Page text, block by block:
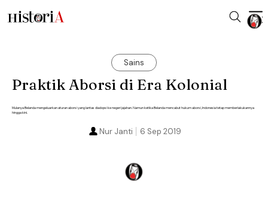
Sains
Praktik Aborsi di Era Kolonial
Mulanya Belanda mengeluarkan aturan aborsi yang lantas diadopsi ke negeri jajahan. Namun ketika Belanda mencabut hukum aborsi, Indonesia tetap memberlakukannya
hingga kini.
6 Sep 2019
Nur Janti